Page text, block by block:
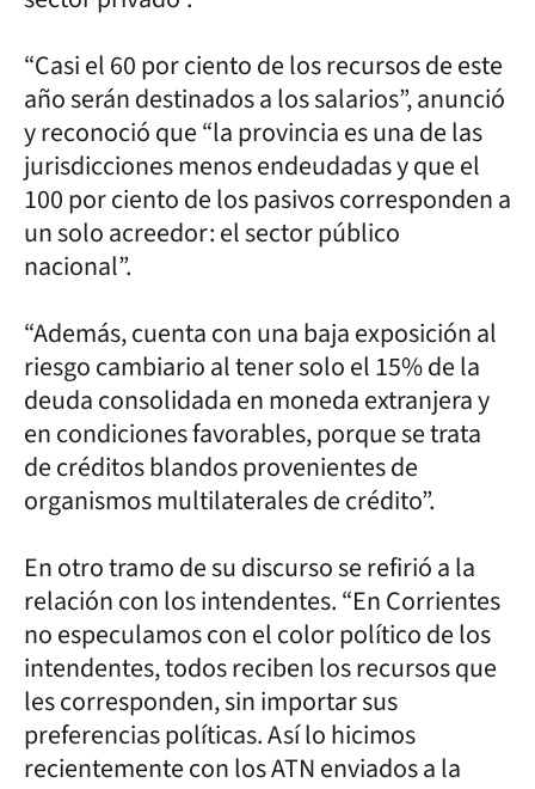
“Casi el 60 por ciento de los recursos de este
año serán destinados a los salarios”, anunció
y reconoció que “la provincia es una de las
jurisdicciones menos endeudadas y que el
100 por ciento de los pasivos corresponden a
un solo acreedor: el sector público
nacional”.
“Además, cuenta con una baja exposición al
riesgo cambiario al tener solo el 15% de la
deuda consolidada en moneda extranjera y
en condiciones favorables, porque se trata
de créditos blandos provenientes de
organismos multilaterales de crédito”.
En otro tramo de su discurso se refirió a la
relación con los intendentes. “En Corrientes
no especulamos con el color político de los
intendentes, todos reciben los recursos que
les corresponden, sin importar sus
preferencias políticas. Así lo hicimos
recientemente con los ATN enviados a la